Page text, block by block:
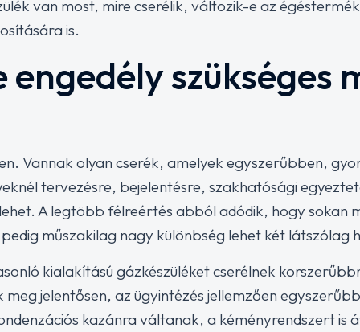
van most, mire cserélik, változik-e az
is.
engedély szükséges
Vannak olyan cserék, amelyek egyszerűbben,
tervezésre, bejelentésre, szakhatósági
A legtöbb félreértés abból adódik, hogy sokan
műszakilag nagy különbség lehet két látszólag
kialakítású gázkészüléket cserélnek
jelentősen, az ügyintézés jellemzően
kazánra váltanak, a kéményrendszert is